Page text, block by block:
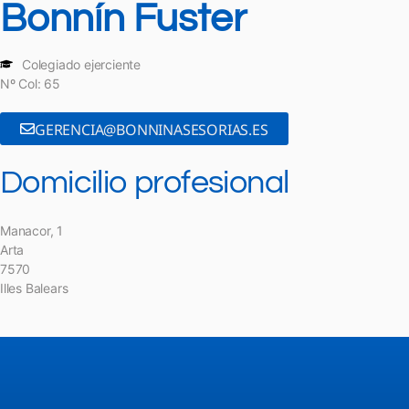
Bonnín Fuster
Colegiado ejerciente
Nº Col: 65
GERENCIA@BONNINASESORIAS.ES
Domicilio profesional
Manacor, 1
Arta
7570
Illes Balears